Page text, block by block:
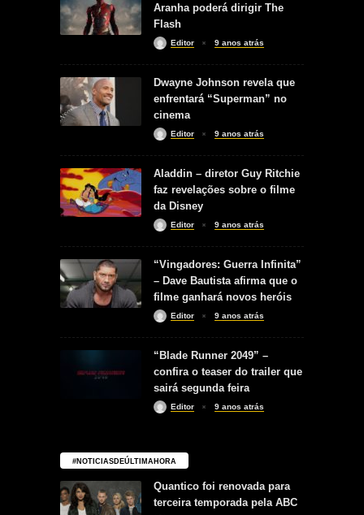
Aranha poderá dirigir The
Flash
Editor 9 anos atrás
Dwayne Johnson revela que
enfrentará “Superman” no
cinema
Editor 9 anos atrás
Aladdin – diretor Guy Ritchie
faz revelações sobre o filme
da Disney
Editor 9 anos atrás
“Vingadores: Guerra Infinita”
– Dave Bautista afirma que o
filme ganhará novos heróis
Editor 9 anos atrás
“Blade Runner 2049” –
confira o teaser do trailer que
sairá segunda feira
Editor 9 anos atrás
#NOTICIASDEÚLTIMAHORA
Quantico foi renovada para
terceira temporada pela ABC